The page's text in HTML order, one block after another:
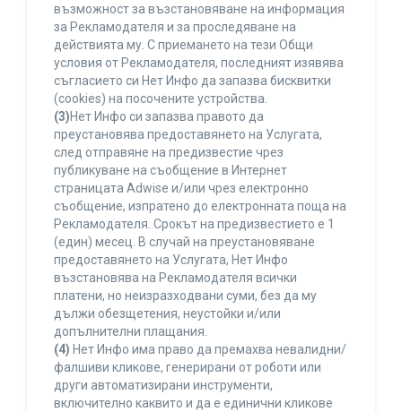
възможност за възстановяване на информация
за Рекламодателя и за проследяване на
действията му. С приемането на тези Общи
условия от Рекламодателя, последният изявява
съгласието си Нет Инфо да запазва бисквитки
(cookies) на посочените устройства.
(3)Нет Инфо си запазва правото да
преустановява предоставянето на Услугата,
след отправяне на предизвестие чрез
публикуване на съобщение в Интернет
страницата Adwise и/или чрез електронно
съобщение, изпратено до електронната поща на
Рекламодателя. Срокът на предизвестието е 1
(един) месец. В случай на преустановяване
предоставянето на Услугата, Нет Инфо
възстановява на Рекламодателя всички
платени, но неизразходвани суми, без да му
дължи обезщетения, неустойки и/или
допълнителни плащания.
(4) Нет Инфо има право да премахва невалидни/
фалшиви кликове, генерирани от роботи или
други автоматизирани инструменти,
включително каквито и да е единични кликове